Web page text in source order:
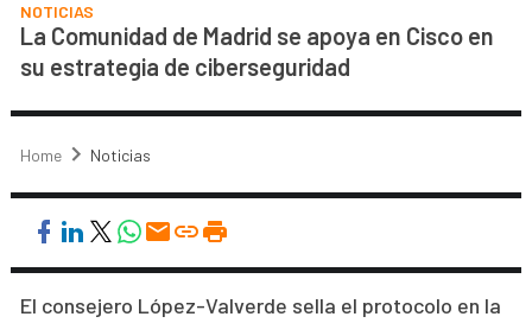
NOTICIAS
La Comunidad de Madrid se apoya en Cisco en
su estrategia de ciberseguridad
Home Noticias
El consejero López-Valverde sella el protocolo en la